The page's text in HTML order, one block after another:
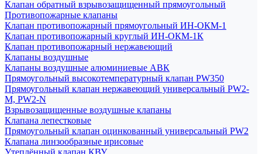
Клапан обратный взрывозащищенный прямоугольный
Противопожарные клапаны
Клапан противопожарный прямоугольный ИН-ОКМ-1
Клапан противопожарный круглый ИН-ОКМ-1К
Клапан противопожарный нержавеющий
Клапаны воздушные
Клапаны воздушные алюминиевые АВК
Прямоугольный высокотемпературный клапан PW350
Прямоугольный клапан нержавеющий универсальный PW2-
M, PW2-N
Взрывозащищенные воздушные клапаны
Клапана лепестковые
Прямоугольный клапан оцинкованный универсальный PW2
Клапана линзообразные ирисовые
Утеплённый клапан КВУ